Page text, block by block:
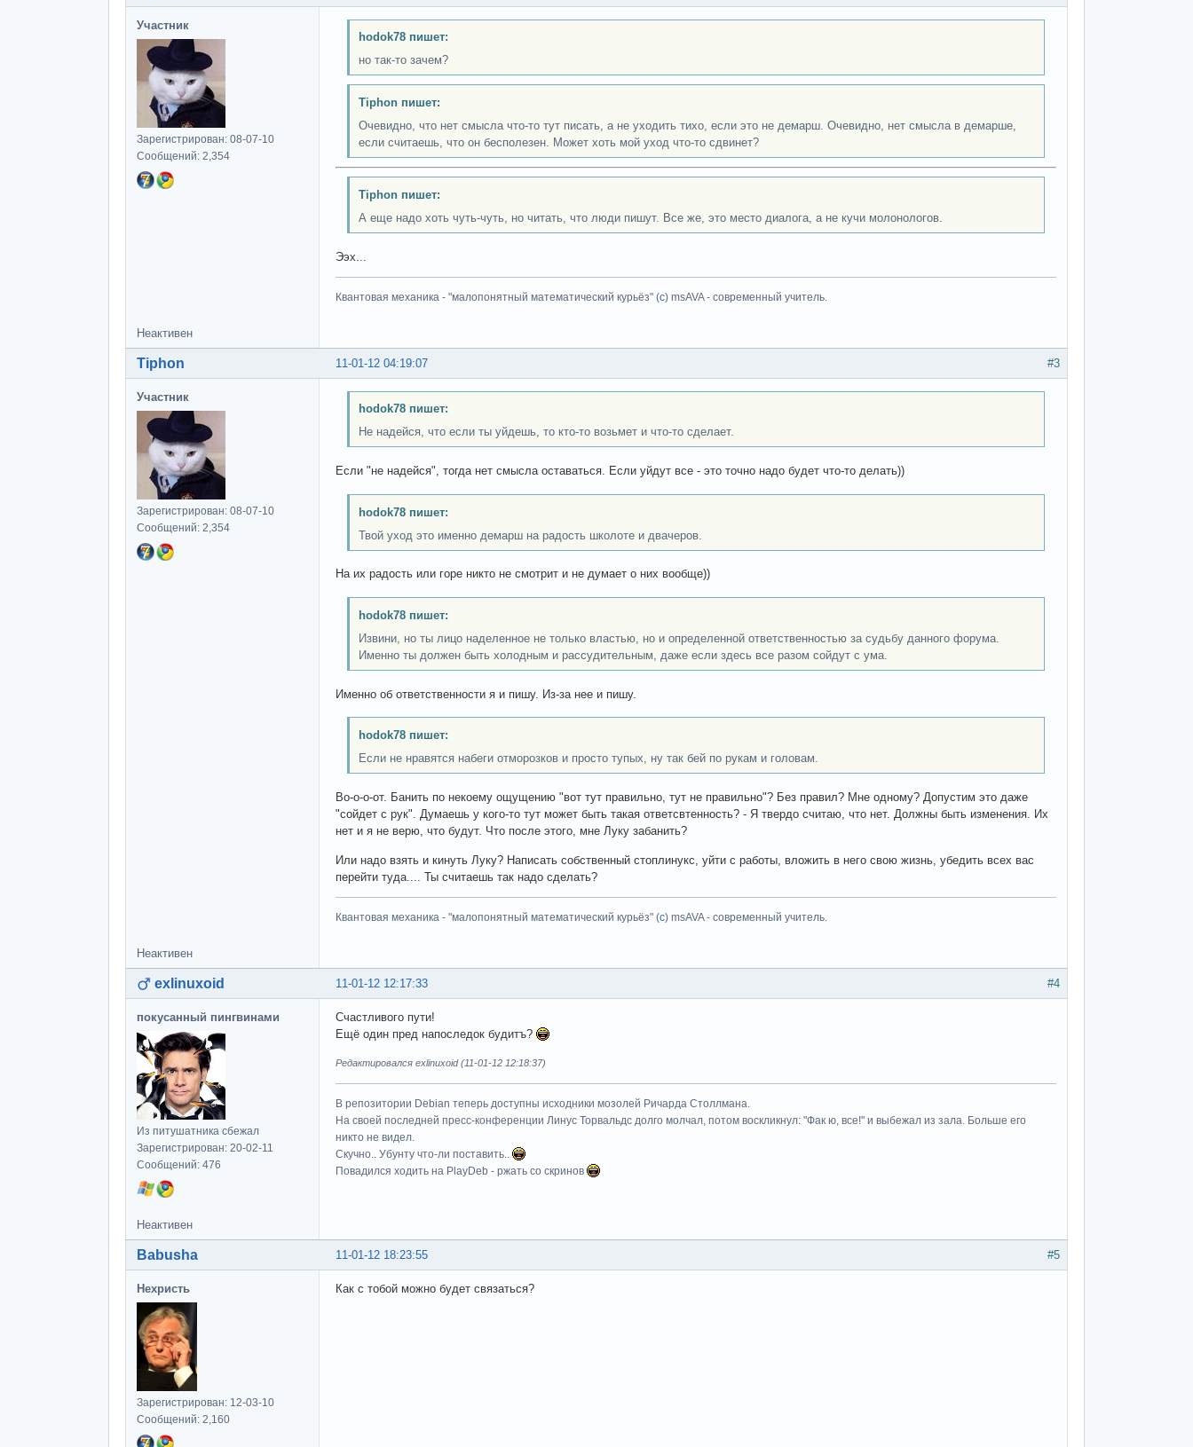
Участник
Зарегистрирован: 08-07-10
Сообщений: 2,354
hodok78 пишет:
но так-то зачем?
Tiphon пишет:
Очевидно, что нет смысла что-то тут писать, а не уходить тихо, если это не демарш. Очевидно, нет смысла в демарше,
если считаешь, что он бесполезен. Может хоть мой уход что-то сдвинет?
Tiphon пишет:
А еще надо хоть чуть-чуть, но читать, что люди пишут. Все же, это место диалога, а не кучи молонологов.
Ээх...
Квантовая механика - "малопонятный математический курьёз" (с) msAVA - современный учитель.
Неактивен
#3
11-01-12 04:19:07
Tiphon
Участник
Зарегистрирован: 08-07-10
Сообщений: 2,354
hodok78 пишет:
Не надейся, что если ты уйдешь, то кто-то возьмет и что-то сделает.
Если "не надейся", тогда нет смысла оставаться. Если уйдут все - это точно надо будет что-то делать))
hodok78 пишет:
Твой уход это именно демарш на радость школоте и двачеров.
На их радость или горе никто не смотрит и не думает о них вообще))
hodok78 пишет:
Извини, но ты лицо наделенное не только властью, но и определенной ответственностью за судьбу данного форума.
Именно ты должен быть холодным и рассудительным, даже если здесь все разом сойдут с ума.
Именно об ответственности я и пишу. Из-за нее и пишу.
hodok78 пишет:
Если не нравятся набеги отморозков и просто тупых, ну так бей по рукам и головам.
Во-о-о-от. Банить по некоему ощущению "вот тут правильно, тут не правильно"? Без правил? Мне одному? Допустим это даже
"сойдет с рук". Думаешь у кого-то тут может быть такая ответсвтенность? - Я твердо считаю, что нет. Должны быть изменения. Их
нет и я не верю, что будут. Что после этого, мне Луку забанить?
Или надо взять и кинуть Луку? Написать собственный стоплинукс, уйти с работы, вложить в него свою жизнь, убедить всех вас
перейти туда.... Ты считаешь так надо сделать?
Квантовая механика - "малопонятный математический курьёз" (с) msAVA - современный учитель.
Неактивен
#4
11-01-12 12:17:33
exlinuxoid
покусанный пингвинами
Из питушатника сбежал
Зарегистрирован: 20-02-11
Сообщений: 476
Счастливого пути!
Ещё один пред напоследок будитъ?
Редактировался exlinuxoid (11-01-12 12:18:37)
В репозитории Debian теперь доступны исходники мозолей Ричарда Столлмана.
На своей последней пресс-конференции Линус Торвальдс долго молчал, потом воскликнул: "Фак ю, все!" и выбежал из зала. Больше его
никто не видел.
Скучно.. Убунту что-ли поставить..
Повадился ходить на PlayDeb - ржать со скринов
Неактивен
#5
11-01-12 18:23:55
Babusha
Нехристь
Зарегистрирован: 12-03-10
Сообщений: 2,160
Как с тобой можно будет связаться?